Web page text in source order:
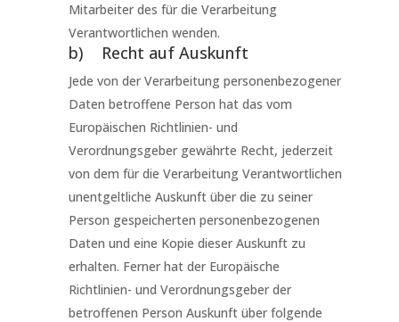
Mitarbeiter des für die Verarbeitung
Verantwortlichen wenden.
b) Recht auf Auskunft
Jede von der Verarbeitung personenbezogener
Daten betroffene Person hat das vom
Europäischen Richtlinien- und
Verordnungsgeber gewährte Recht, jederzeit
von dem für die Verarbeitung Verantwortlichen
unentgeltliche Auskunft über die zu seiner
Person gespeicherten personenbezogenen
Daten und eine Kopie dieser Auskunft zu
erhalten. Ferner hat der Europäische
Richtlinien- und Verordnungsgeber der
betroffenen Person Auskunft über folgende